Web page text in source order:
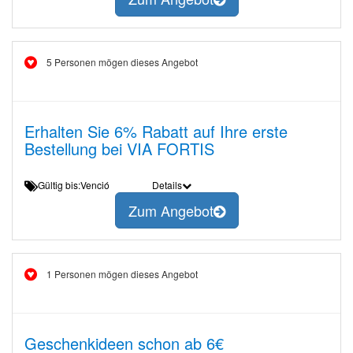
5 Personen mögen dieses Angebot
Erhalten Sie 6% Rabatt auf Ihre erste
Bestellung bei VIA FORTIS
Gültig bis:Venció Details
Zum Angebot
1 Personen mögen dieses Angebot
Geschenkideen schon ab 6€